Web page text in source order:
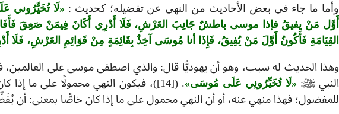
وأما ما جاء في بعض الأحاديث من النهي عن تفضيله؛ كحديث : لَا تُخَيِّرُوني
أَوَّل مَنْ يفيقُ فإذا موسى باطشٌ جَانِبَ العَرْشِ، فَلَا أَدْرِي أَكَانَ فِيمَنْ صَعِقَ
القِيَامَةِ فَأَكُونُ أَوَّلَ مَنْ يُفِيقُ، فَإِذَا أنا مُوسَى آخِذٌ بِقَائِمَةٍ مِنْ قَوَائِمِ العَرْشِ،
وهذا الحديث له سبب، وهو أن يهوديًّا قال: والذي اصطفى موسى على
النبي ﷺ:
لَا تُخَيِّرُونِي عَلَى مُوسَى
. ([14])، فيكون النهي محمولًا على ما
للمفضول؛ فهذا منهي عنه، أو أن النهي محمول على ما إذا كان خاصًّا بمعنى: أن